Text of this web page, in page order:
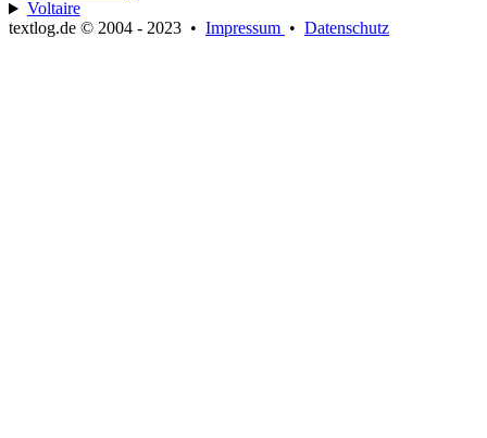
Voltaire
textlog.de © 2004 - 2023 • Impressum • Datenschutz